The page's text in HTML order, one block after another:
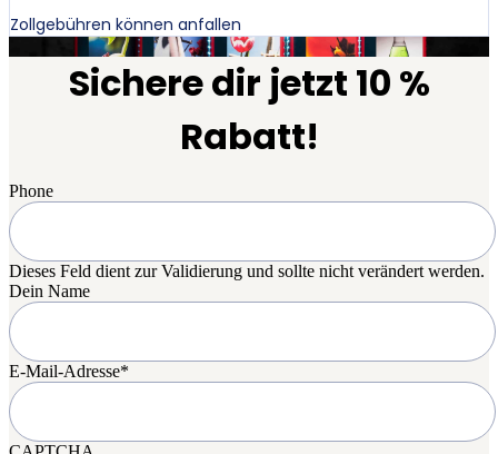
Zollgebühren können anfallen
Sichere dir jetzt 10 %
Rabatt!
Phone
Dieses Feld dient zur Validierung und sollte nicht verändert werden.
Dein Name
E-Mail-Adresse*